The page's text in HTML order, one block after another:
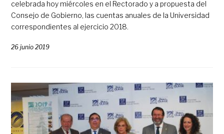
celebrada hoy miércoles en el Rectorado y a propuesta del
Consejo de Gobierno, las cuentas anuales de la Universidad
correspondientes al ejercicio 2018.
26 junio 2019